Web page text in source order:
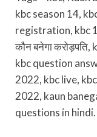
kbc season 14,
registration, kbc
कौन बनेगा
kbc question
2022, kbc live,
2022, kaun
questions in hindi.